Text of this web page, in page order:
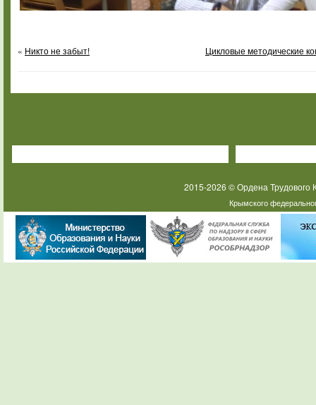
« Никто не забыт! Цикловые методические
2015-2026 © Ордена
Крымского